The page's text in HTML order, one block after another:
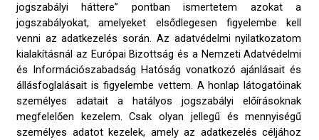
jogszabályi háttere” pontban ismertetem azokat a
jogszabályokat, amelyeket elsődlegesen figyelembe kell
venni az adatkezelés során. Az adatvédelmi nyilatkozatom
kialakításnál az Európai Bizottság és a Nemzeti Adatvédelmi
és Információszabadság Hatóság vonatkozó ajánlásait és
állásfoglalásait is figyelembe vettem. A honlap látogatóinak
személyes adatait a hatályos jogszabályi előírásoknak
megfelelően kezelem. Csak olyan jellegű és mennyiségű
személyes adatot kezelek, amely az adatkezelés céljához